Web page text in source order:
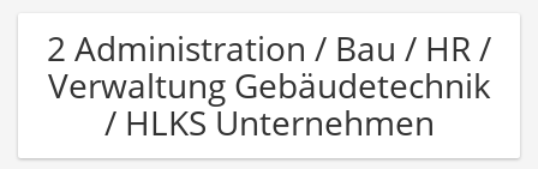
2 Administration / Bau / HR /
Verwaltung Gebäudetechnik
/ HLKS Unternehmen